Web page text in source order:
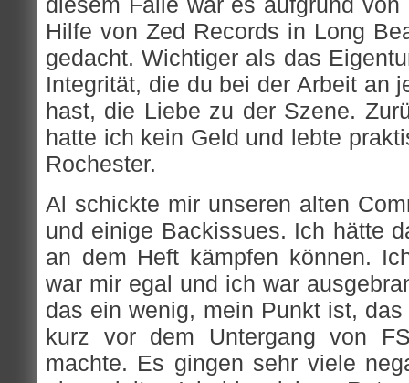
Hilfe von Zed Records in Long
gedacht. Wichtiger als das
Integrität, die du bei der Arbeit an
hast, die Liebe zu der Szene.
hatte ich kein Geld und lebte
Rochester.
Al schickte mir unseren alten
und einige Backissues. Ich hätte
an dem Heft kämpfen können.
war mir egal und ich war
das ein wenig, mein Punkt ist,
kurz vor dem Untergang von
machte. Es gingen sehr viele